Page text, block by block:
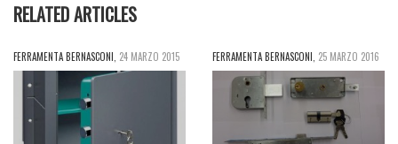
RELATED ARTICLES
FERRAMENTA BERNASCONI, 24 MARZO 2015 FERRAMENTA BERNASCONI, 25 MARZO 2016